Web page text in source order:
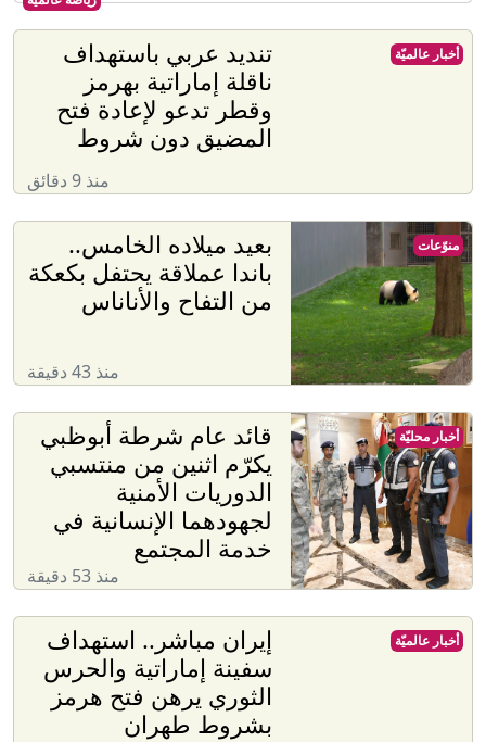
تنديد عربي باستهداف
ناقلة إماراتية بهرمز
وقطر تدعو لإعادة فتح
المضيق دون شروط
منذ 9 دقائق
أخبار عالميّة
بعيد ميلاده الخامس..
باندا عملاقة يحتفل بكعكة
من التفاح والأناناس
منذ 43 دقيقة
منوّعات
قائد عام شرطة أبوظبي
يكرّم اثنين من منتسبي
الدوريات الأمنية
لجهودهما الإنسانية في
خدمة المجتمع
منذ 53 دقيقة
أخبار محليّة
إيران مباشر.. استهداف
سفينة إماراتية والحرس
الثوري يرهن فتح هرمز
بشروط طهران
أخبار عالميّة